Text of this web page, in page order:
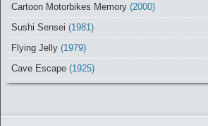
Cartoon Motorbikes Memory (2000)
Sushi Sensei (1981)
Flying Jelly (1979)
Cave Escape (1925)